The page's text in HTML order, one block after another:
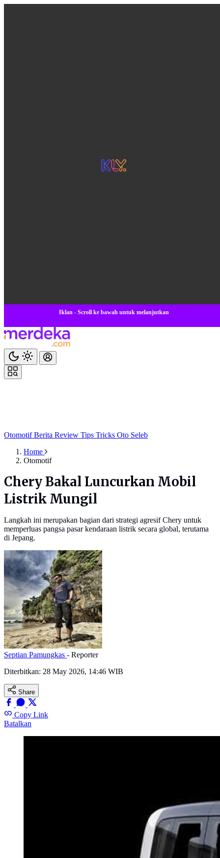
Iklan - Scroll ke bawah untuk melanjutkan
OtomotifBerita Review Tips Tricks Oto Seleb
Home
Otomotif
Chery Bakal Luncurkan Mobil
Listrik Mungil
Langkah ini merupakan bagian dari strategi agresif Chery untuk
memperluas pangsa pasar kendaraan listrik secara global, terutama
di Jepang.
Septian Pamungkas - Reporter
Diterbitkan: 28 May 2026, 14:46 WIB
Share
Copy Link
Batalkan